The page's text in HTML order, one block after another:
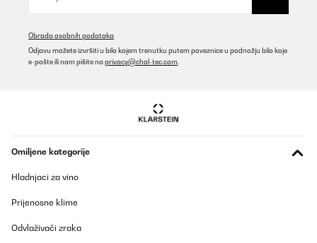
Obrada osobnih podataka
Odjavu možete izvršiti u bilo kojem trenutku putem poveznice u podnožju bilo koje
e-pošte ili nam pišite na privacy@chal-tec.com
Omiljene kategorije
Hladnjaci za vino
Prijenosne klime
Odvlaživači zraka